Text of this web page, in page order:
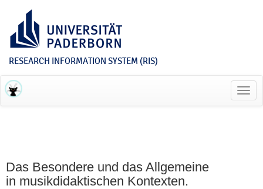
RESEARCH INFORMATION SYSTEM (RIS)
Das Besondere und das Allgemeine
in musikdidaktischen Kontexten.